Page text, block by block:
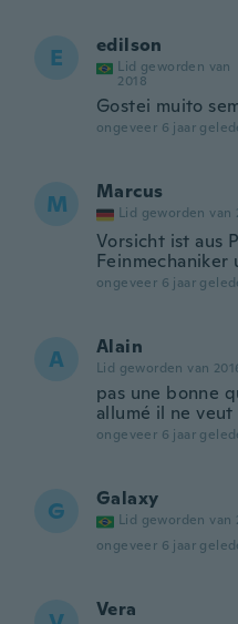
E edilson
Lid geworden van
2018
Gostei muito
ongeveer 6 jaar
M Marcus
Lid geworden van
Vorsicht ist aus
Feinmechaniker
ongeveer 6 jaar
A Alain
Lid geworden van
pas une bonne
allumé il ne
ongeveer 6 jaar
G Galaxy
Lid geworden van
ongeveer 6 jaar
Vera